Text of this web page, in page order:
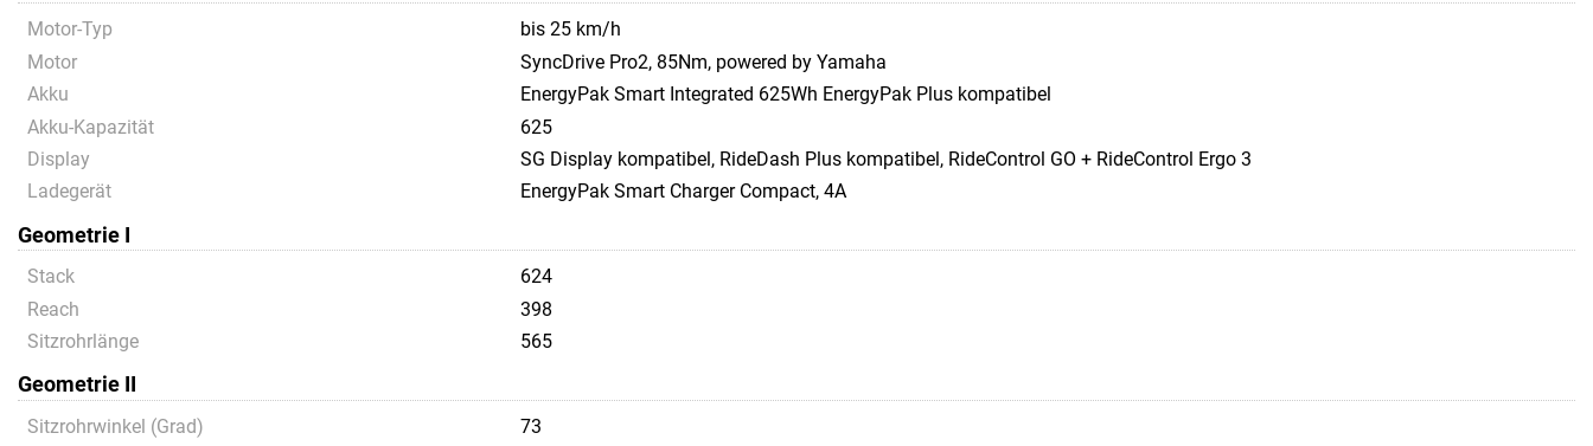
Motor-Typ
bis 25 km/h
Motor
SyncDrive Pro2, 85Nm, powered by Yamaha
Akku
EnergyPak Smart Integrated 625Wh EnergyPak Plus kompatibel
Akku-Kapazität
625
Display
SG Display kompatibel, RideDash Plus kompatibel, RideControl GO + RideControl Ergo 3
Ladegerät
EnergyPak Smart Charger Compact, 4A
Geometrie I
Stack
624
Reach
398
Sitzrohrlänge
565
Geometrie II
Sitzrohrwinkel (Grad)
73